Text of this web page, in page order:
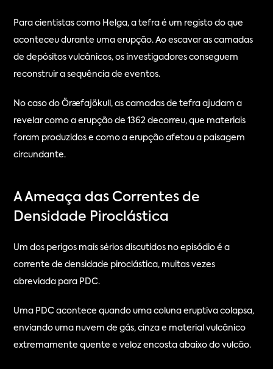
Para cientistas como Helga, a tefra é um registo do que
aconteceu durante uma erupção. Ao escavar as camadas
de depósitos vulcânicos, os investigadores conseguem
reconstruir a sequência de eventos.
No caso do Öræfajökull, as camadas de tefra ajudam a
revelar como a erupção de 1362 decorreu, que materiais
foram produzidos e como a erupção afetou a paisagem
circundante.
A Ameaça das Correntes de
Densidade Piroclástica
Um dos perigos mais sérios discutidos no episódio é a
corrente de densidade piroclástica, muitas vezes
abreviada para PDC.
Uma PDC acontece quando uma coluna eruptiva colapsa,
enviando uma nuvem de gás, cinza e material vulcânico
extremamente quente e veloz encosta abaixo do vulcão.